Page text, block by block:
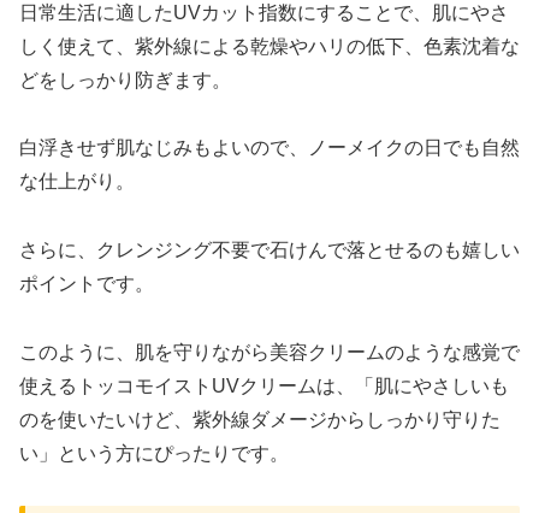
日常生活に適したUVカット指数にすることで、肌にやさ
しく使えて、紫外線による乾燥やハリの低下、色素沈着な
どをしっかり防ぎます。
白浮きせず肌なじみもよいので、ノーメイクの日でも自然
な仕上がり。
さらに、クレンジング不要で石けんで落とせるのも嬉しい
ポイントです。
このように、肌を守りながら美容クリームのような感覚で
使えるトッコモイストUVクリームは、「肌にやさしいも
のを使いたいけど、紫外線ダメージからしっかり守りた
い」という方にぴったりです。